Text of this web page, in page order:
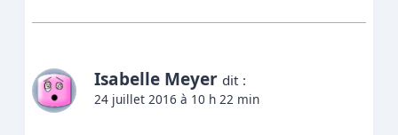
Isabelle Meyer dit :
24 juillet 2016 à 10 h 22 min